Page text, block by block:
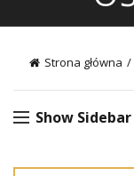
Strona główna
Show Sidebar